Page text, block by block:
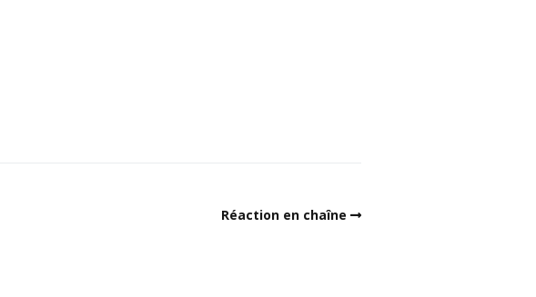
Réaction en chaîne